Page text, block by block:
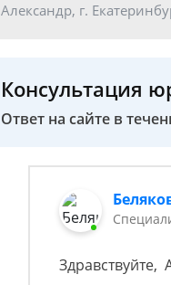
Александр, г.
Консультация
Ответ на сайте в
Здравствуйте,